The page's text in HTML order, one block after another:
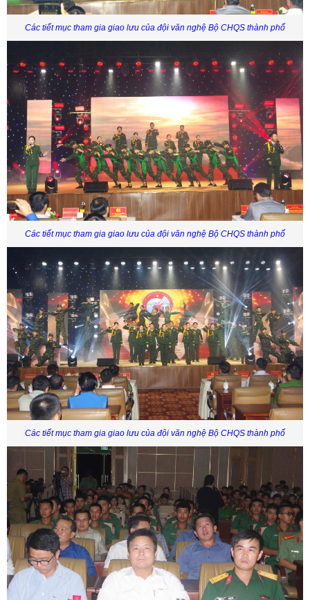
Các tiết mục tham gia giao lưu của đội văn nghệ Bộ CHQS thành phố
Các tiết mục tham gia giao lưu của đội văn nghệ Bộ CHQS thành phố
Các tiết mục tham gia giao lưu của đội văn nghệ Bộ CHQS thành phố